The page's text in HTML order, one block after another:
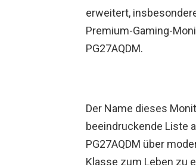
erweitert,
Premium-Gaming-
PG27AQDM.
Der Name dieses
beeindruckende Liste
PG27AQDM über
Klasse zum Leben zu